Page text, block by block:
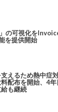
の可視化を
を提供開始
えるため熱中症
配布を開始、4年
も継続